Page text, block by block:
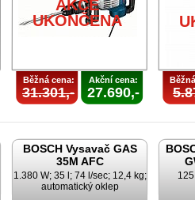
AKCE
UKONČENA
Běžná cena:
31.301,-
Akční cena:
27.690,-
BOSCH Vysavač GAS
35M AFC
1.380 W; 35 l; 74 l/sec; 12,4 kg;
automatický oklep